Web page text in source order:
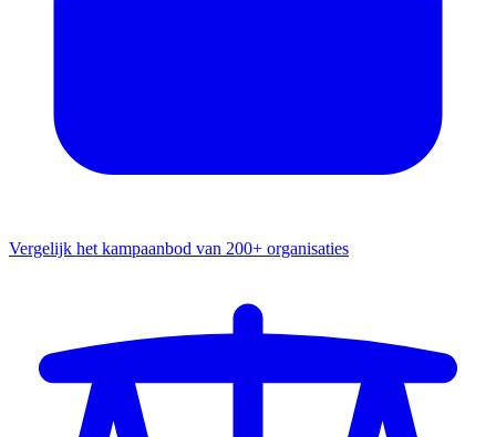
Vergelijk het kampaanbod van 200+ organisaties